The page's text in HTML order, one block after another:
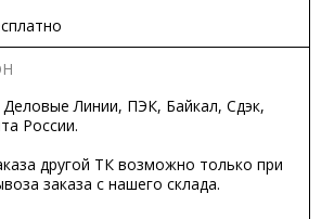
Линии, ПЭК, Байкал, Сдэк,
России.
другой ТК возможно только при
заказа с нашего склада.